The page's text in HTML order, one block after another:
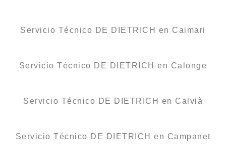
Servicio Técnico DE DIETRICH en Caimari
Servicio Técnico DE DIETRICH en Calonge
Servicio Técnico DE DIETRICH en Calvià
Servicio Técnico DE DIETRICH en Campanet